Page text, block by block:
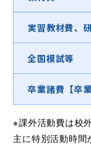
実習教材費、
全国模試等
卒業諸費【卒
※課外活動費は校
主に特別活動時間